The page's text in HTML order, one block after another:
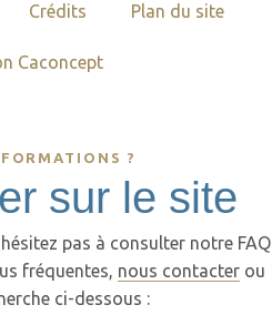
Crédits Plan du site
Caconcept
?
sur le site
pas à consulter notre FAQ
fréquentes, nous contacterou
ci-dessous :